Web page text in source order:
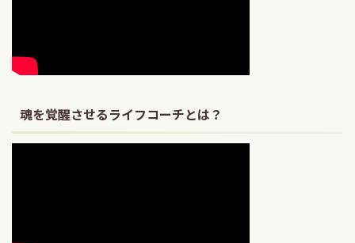
魂を覚醒させるライフコーチとは？